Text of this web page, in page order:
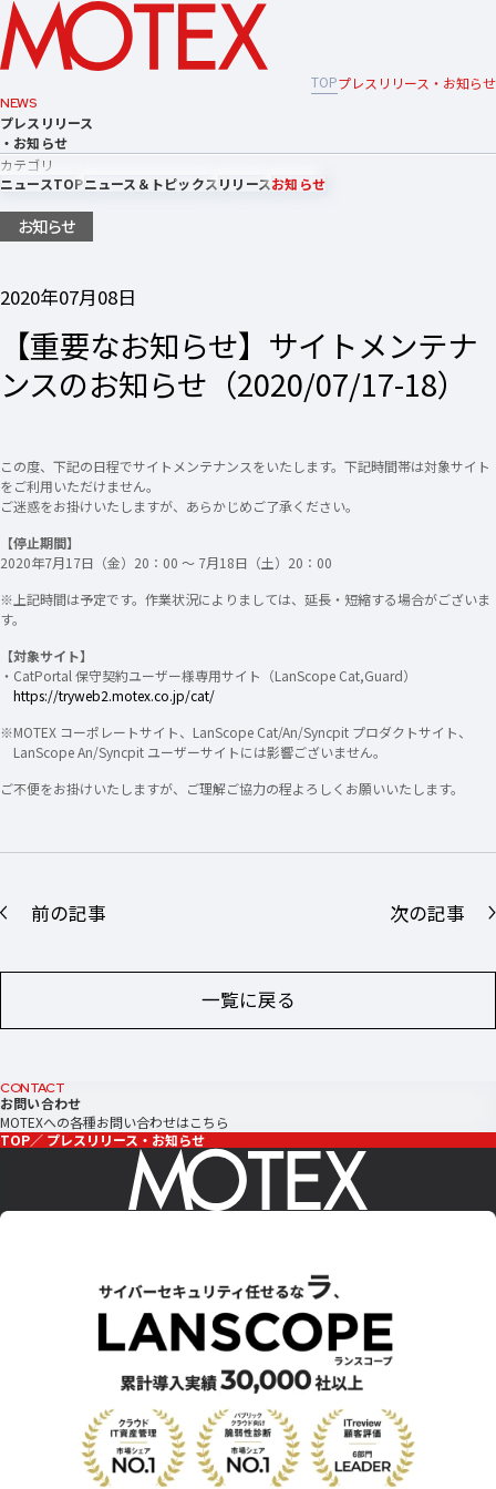
TOPプレスリリース・お知らせ
NEWS
プレスリリース
・お知らせ
カテゴリ
ニュースTOPニュース＆トピックスリリースお知らせ
お知らせ
2020年07月08日
【重要なお知らせ】サイトメンテナ
ンスのお知らせ（2020/07/17-18）
この度、下記の日程でサイトメンテナンスをいたします。下記時間帯は対象サイト
をご利用いただけません。
ご迷惑をお掛けいたしますが、あらかじめご了承ください。
【停止期間】
2020年7月17日（金）20：00 〜 7月18日（土）20：00​
※上記時間は予定です。作業状況によりましては、延長・短縮する場合がございま
す。
【対象サイト】
・CatPortal 保守契約ユーザー様専用サイト（LanScope Cat,Guard）
https://tryweb2.motex.co.jp/cat/
※MOTEX コーポレートサイト、LanScope Cat/An/Syncpit プロダクトサイト、
LanScope An/Syncpit ユーザーサイトには影響ございません。
ご不便をお掛けいたしますが、ご理解ご協力の程よろしくお願いいたします。
前の記事
一覧に戻る
次の記事
CONTACT
お問い合わせ
MOTEXへの各種お問い合わせはこちら
TOP
プレスリリース・お知らせ